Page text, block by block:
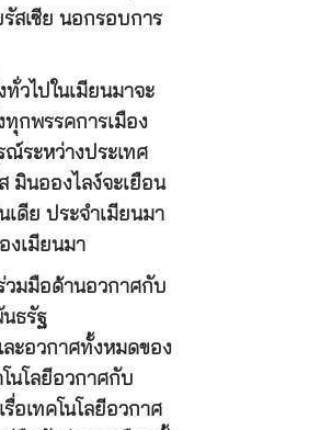
สเซีย นอกรอบการ
วไปในเมียนมาจะ
ทุกพรรคการเมือง
ระหว่างประเทศ
มินอองไลง์จะเยือน
ดีย ประจำเมียนมา
งเมียนมา
วมมือด้านอวกาศกับ
ธรัฐ
ะอวกาศทั้งหมดของ
นโลยีอวกาศกับ
อเทคโนโลยีอวกาศ